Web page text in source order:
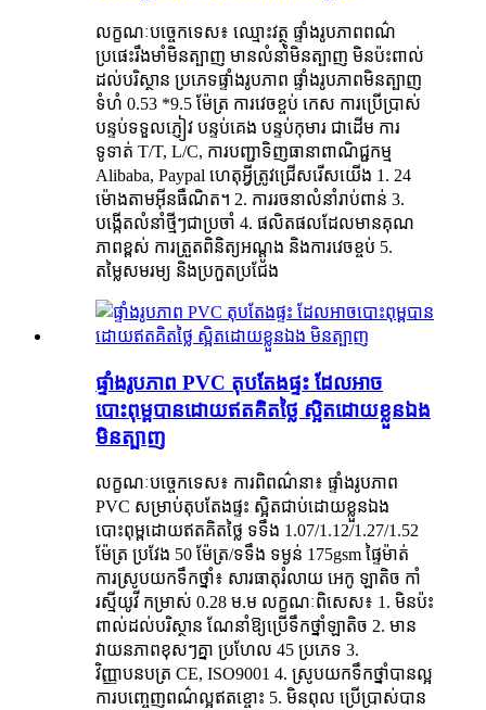
លក្ខណៈបច្ចេកទេស៖ ឈ្មោះវត្ថុ ផ្ទាំងរូបភាពពណ៌
ប្រផេះរឹងមាំមិនត្បាញ មានលំនាំមិនត្បាញ មិនប៉ះពាល់
ដល់បរិស្ថាន ប្រភេទផ្ទាំងរូបភាព ផ្ទាំងរូបភាពមិនត្បាញ
ទំហំ 0.53 *9.5 ម៉ែត្រ ការវេចខ្ចប់ កេស ការប្រើប្រាស់
បន្ទប់ទទួលភ្ញៀវ បន្ទប់គេង បន្ទប់កុមារ ជាដើម ការ
ទូទាត់ T/T, L/C, ការបញ្ជាទិញធានាពាណិជ្ជកម្ម
Alibaba, Paypal ហេតុអ្វីត្រូវជ្រើសរើសយើង 1. 24
ម៉ោងតាមអ៊ីនធឺណិត។ 2. ការរចនាលំនាំរាប់ពាន់ 3.
បង្កើតលំនាំថ្មីៗជាប្រចាំ 4. ផលិតផលដែលមានគុណ
ភាពខ្ពស់ ការត្រួតពិនិត្យអណ្តូង និងការវេចខ្ចប់ 5.
តម្លៃសមរម្យ និងប្រកួតប្រជែង
ផ្ទាំងរូបភាព PVC តុបតែងផ្ទះ ដែលអាច
បោះពុម្ពបានដោយឥតគិតថ្លៃ ស្អិតដោយខ្លួនឯង
មិនត្បាញ
លក្ខណៈបច្ចេកទេស៖ ការពិពណ៌នា៖ ផ្ទាំងរូបភាព
PVC សម្រាប់តុបតែងផ្ទះ ស្អិតជាប់ដោយខ្លួនឯង
បោះពុម្ពដោយឥតគិតថ្លៃ ទទឹង 1.07/1.12/1.27/1.52
ម៉ែត្រ ប្រវែង 50 ម៉ែត្រ/ទទឹង ទម្ងន់ 175gsm ផ្ទៃម៉ាត់
ការស្រូបយកទឹកថ្នាំ៖ សារធាតុរំលាយ អេកូ ឡាតិច កាំ
រស្មីយូវី កម្រាស់ 0.28 ម.ម លក្ខណៈពិសេស៖ 1. មិនប៉ះ
ពាល់ដល់បរិស្ថាន ណែនាំឱ្យប្រើទឹកថ្នាំឡាតិច 2. មាន
វាយនភាពខុសៗគ្នា ប្រហែល 45 ប្រភេទ 3.
វិញ្ញាបនបត្រ CE, ISO9001 4. ស្រូបយកទឹកថ្នាំបានល្អ
ការបញ្ចេញពណ៌ល្អឥតខ្ចោះ 5. មិនពុល ប្រើប្រាស់បាន